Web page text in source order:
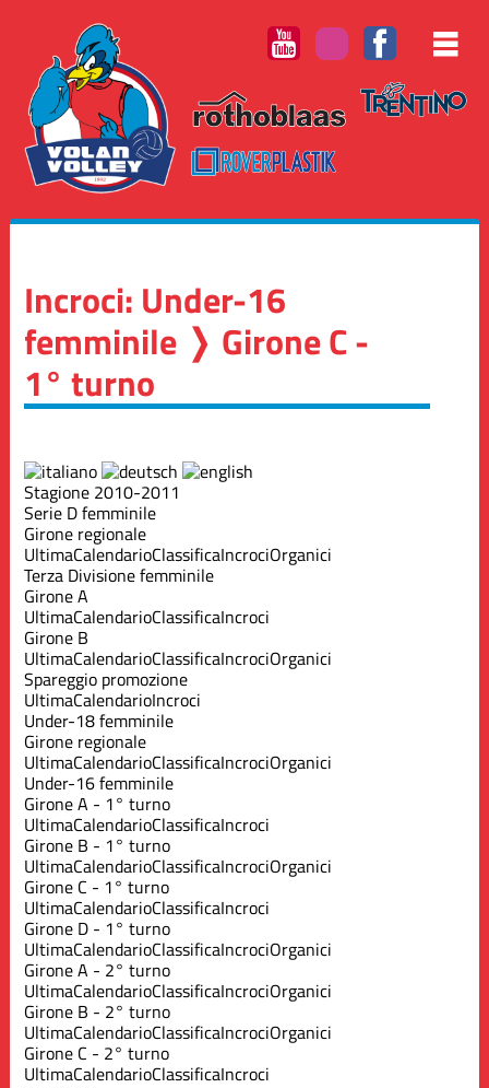
Incroci: Under-16
femminile ❭ Girone C -
1° turno
Stagione 2010-2011
Serie D femminile
Girone regionale
UltimaCalendarioClassificaIncrociOrganici
Terza Divisione femminile
Girone A
UltimaCalendarioClassificaIncroci
Girone B
UltimaCalendarioClassificaIncrociOrganici
Spareggio promozione
UltimaCalendarioIncroci
Under-18 femminile
Girone regionale
UltimaCalendarioClassificaIncrociOrganici
Under-16 femminile
Girone A - 1° turno
UltimaCalendarioClassificaIncroci
Girone B - 1° turno
UltimaCalendarioClassificaIncrociOrganici
Girone C - 1° turno
UltimaCalendarioClassificaIncroci
Girone D - 1° turno
UltimaCalendarioClassificaIncrociOrganici
Girone A - 2° turno
UltimaCalendarioClassificaIncrociOrganici
Girone B - 2° turno
UltimaCalendarioClassificaIncrociOrganici
Girone C - 2° turno
UltimaCalendarioClassificaIncroci